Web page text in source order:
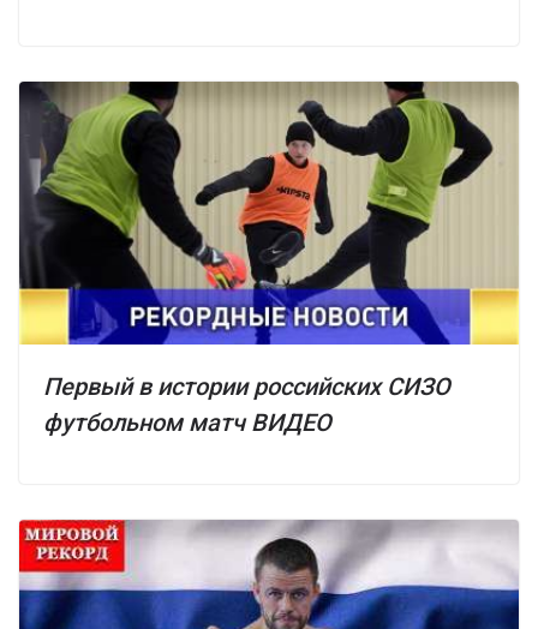
Первый в истории российских СИЗО
футбольном матч ВИДЕО